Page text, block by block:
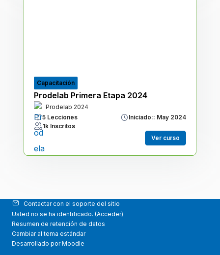
Capacitación
Prodelab Primera Etapa 2024
Prodelab 2024
5 Lecciones
Iniciado:: May 2024
1k Inscritos
Ver curso
Contactar con el soporte del sitio
Usted no se ha identificado. (Acceder)
Resumen de retención de datos
Cambiar al tema estándar
Desarrollado porMoodle